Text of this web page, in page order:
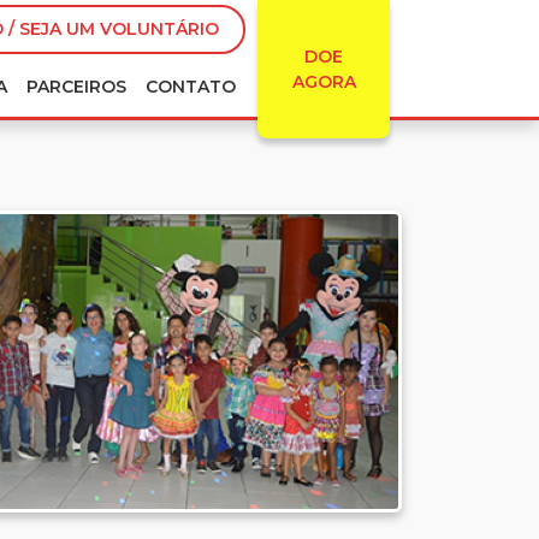
/ SEJA UM VOLUNTÁRIO
DOE
AGORA
PARCEIROS CONTATO